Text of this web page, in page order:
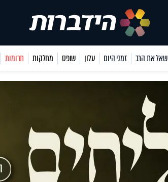
שאל את הרב זמני היום עלון שופס מחלקות תרומות